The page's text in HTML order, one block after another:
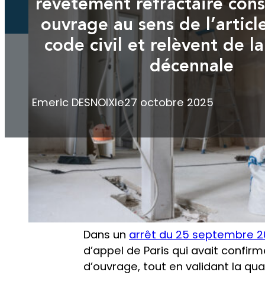
revêtement réfractaire
ouvrage au sens de
code civil et relèvent de
décennale
Emeric DESNOIXle27 octobre 2025
Selon les articles 1792-7
dommages compromettant la
ouvrage» et «élément
Dans un arrêt du 25 septembre
d’appel de Paris qui avait
d’ouvrage, tout en validant la